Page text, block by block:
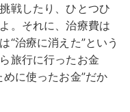
戦したり、ひとつひ
。それに、治療費は
“治療に消えた”という
旅行に行ったお金
に使ったお金”だか